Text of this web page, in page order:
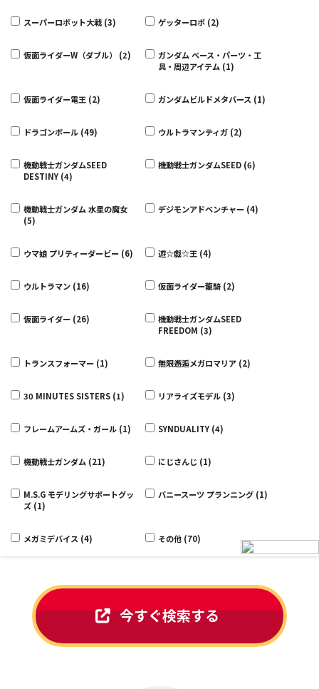
スーパーロボット大戦 (3) ゲッターロボ (2)
仮面ライダーW（ダブル） (2)
ガンダム ベース・パーツ・工
具・周辺アイテム (1)
仮面ライダー電王 (2) ガンダムビルドメタバース (1)
ドラゴンボール (49) ウルトラマンティガ (2)
機動戦士ガンダムSEED
DESTINY (4)
機動戦士ガンダムSEED (6)
機動戦士ガンダム 水星の魔女
(5)
デジモンアドベンチャー (4)
ウマ娘 プリティーダービー (6) 遊☆戯☆王 (4)
ウルトラマン (16) 仮面ライダー龍騎 (2)
仮面ライダー (26)
機動戦士ガンダムSEED
FREEDOM (3)
トランスフォーマー (1) 無限邂逅メガロマリア (2)
30 MINUTES SISTERS (1) リアライズモデル (3)
フレームアームズ・ガール (1) SYNDUALITY (4)
機動戦士ガンダム (21) にじさんじ (1)
M.S.G モデリングサポートグッ
ズ (1)
バニースーツ プランニング (1)
メガミデバイス (4) その他 (70)